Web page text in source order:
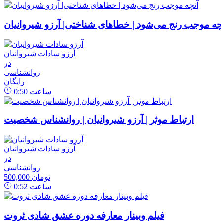
موجب رنج می‌شود | خطاهای شناختی| آرزو شیروانیان
آرزو سادات شیروانیان
در
روانشناسی
رایگان
0:50 ساعت
ارتباط موثر | آرزو شیروانیان | روانشناس شخصیت
آرزو سادات شیروانیان
در
روانشناسی
500,000 تومان
0:52 ساعت
فیلم وبینار معارفه دوره عشق شادی ثروت